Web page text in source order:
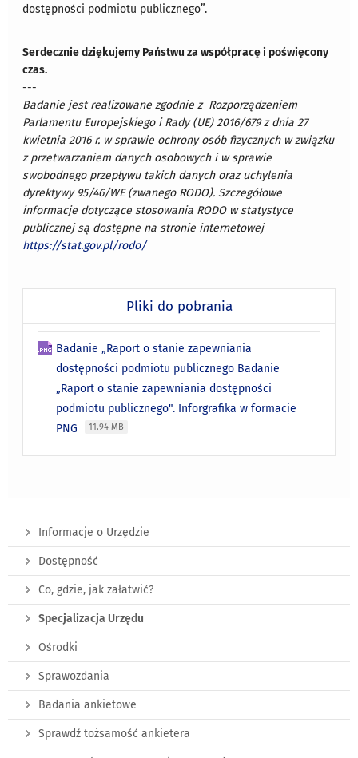
dostępności podmiotu publicznego”.
Serdecznie dziękujemy Państwu za współpracę i poświęcony
czas.
---
Badanie jest realizowane zgodnie z Rozporządzeniem
Parlamentu Europejskiego i Rady (UE) 2016/679 z dnia 27
kwietnia 2016 r. w sprawie ochrony osób fizycznych w związku
z przetwarzaniem danych osobowych i w sprawie
swobodnego przepływu takich danych oraz uchylenia
dyrektywy 95/46/WE (zwanego RODO). Szczegółowe
informacje dotyczące stosowania RODO w statystyce
publicznej są dostępne na stronie internetowej
https://stat.gov.pl/rodo/
Pliki do pobrania
Badanie „Raport o stanie zapewniania
dostępności podmiotu publicznego Badanie
„Raport o stanie zapewniania dostępności
podmiotu publicznego". Inforgrafika w formacie
PNG
11.94 MB
Informacje o Urzędzie
Dostępność
Co, gdzie, jak załatwić?
Specjalizacja Urzędu
Ośrodki
Sprawozdania
Badania ankietowe
Sprawdź tożsamość ankietera